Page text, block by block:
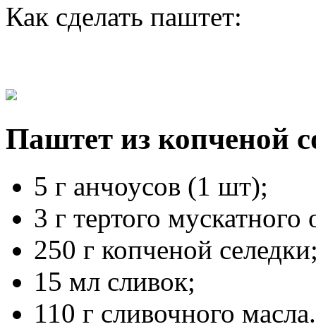
Как сделать паштет:
Паштет из копченой
5 г анчоусов (1 шт);
3 г тертого мускатного
250 г копченой
15 мл сливок;
110 г сливочного масла.